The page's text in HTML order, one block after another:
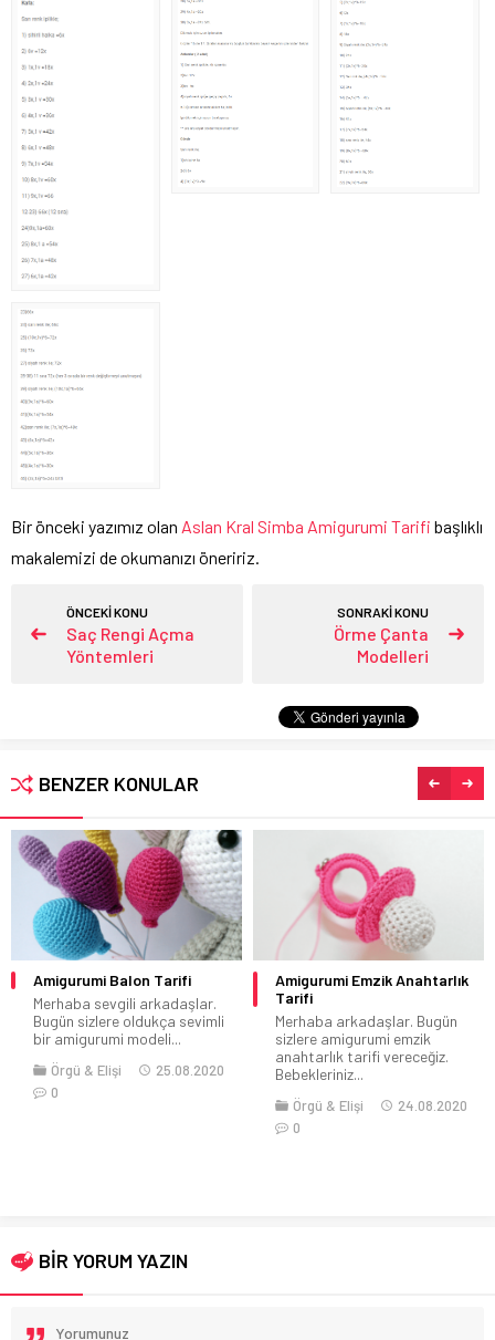
Bir önceki yazımız olan Aslan Kral Simba Amigurumi Tarifi başlıklı
makalemizi de okumanızı öneririz.
ÖNCEKİ KONU
Saç Rengi Açma
Yöntemleri
SONRAKİ KONU
Örme Çanta
Modelleri
BENZER KONULAR
Amigurumi Balon Tarifi
Merhaba sevgili arkadaşlar.
Bugün sizlere oldukça sevimli
bir amigurumi modeli...
Örgü & Elişi
25.08.2020
0
Amigurumi Emzik Anahtarlık
Tarifi
Merhaba arkadaşlar. Bugün
sizlere amigurumi emzik
anahtarlık tarifi vereceğiz.
Bebekleriniz...
Örgü & Elişi
24.08.2020
0
BİR YORUM YAZIN